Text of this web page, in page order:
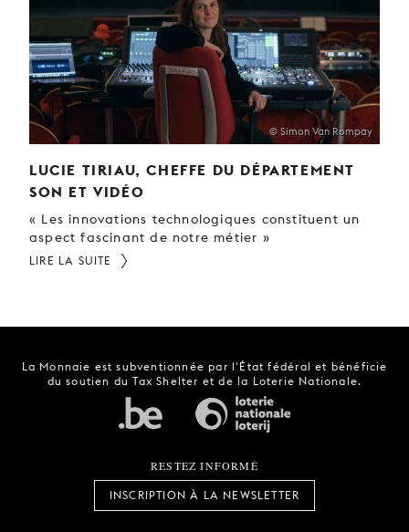
© Simon Van Rompay
LUCIE TIRIAU, CHEFFE DU DÉPARTEMENT
SON ET VIDÉO
« Les innovations technologiques constituent un
aspect fascinant de notre métier »
LIRE LA SUITE
La Monnaie est subventionnée par l'État fédéral et bénéficie
du soutien du Tax Shelter et de la Loterie Nationale.
RESTEZ INFORMÉ
INSCRIPTION À LA NEWSLETTER